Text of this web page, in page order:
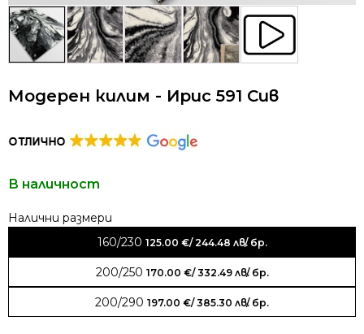
Модерен килим - Ирис 591 Сив
В наличност
160/230 125.00 €/ 244.48 лв./ бр.
200/250 170.00 €/ 332.49 лв./ бр.
200/290 197.00 €/ 385.30 лв./ бр.
Alternative: